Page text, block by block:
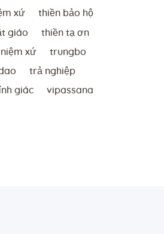
xứ thiền bảo hộ
giáo thiền tạ ơn
xứ trungbo
trả nghiệp
giác vipassana